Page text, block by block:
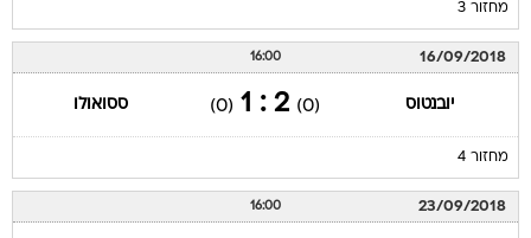
מחזור 3
16/09/2018
16:00
יובנטוס (0)
2 : 1
(0) ססואולו
מחזור 4
23/09/2018
16:00